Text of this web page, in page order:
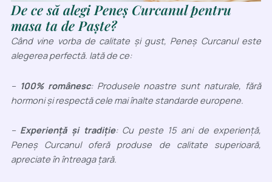
De ce să alegi Peneș Curcanul pentru
masa ta de Paște?
Când vine vorba de calitate și gust, Peneș Curcanul este
alegerea perfectă. Iată de ce:
– 100% românesc: Produsele noastre sunt naturale, fără
hormoni și respectă cele mai înalte standarde europene.
– Experiență și tradiție: Cu peste 15 ani de experiență,
Peneș Curcanul oferă produse de calitate superioară,
apreciate în întreaga țară.